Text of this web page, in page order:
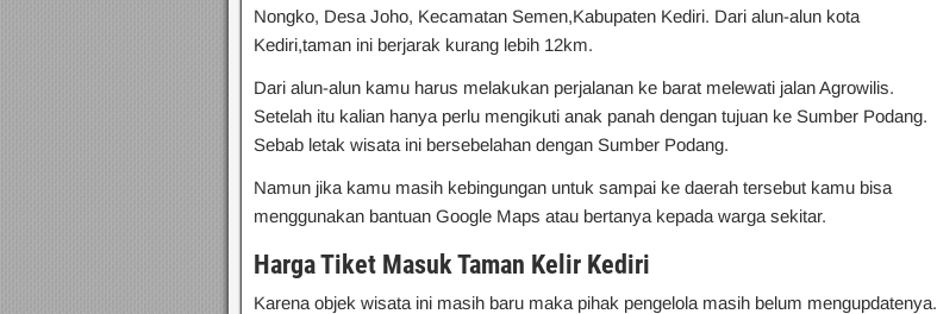
Nongko, Desa Joho, Kecamatan Semen,Kabupaten Kediri. Dari alun-alun kota
Kediri,taman ini berjarak kurang lebih 12km.
Dari alun-alun kamu harus melakukan perjalanan ke barat melewati jalan Agrowilis.
Setelah itu kalian hanya perlu mengikuti anak panah dengan tujuan ke Sumber Podang.
Sebab letak wisata ini bersebelahan dengan Sumber Podang.
Namun jika kamu masih kebingungan untuk sampai ke daerah tersebut kamu bisa
menggunakan bantuan Google Maps atau bertanya kepada warga sekitar.
Harga Tiket Masuk Taman Kelir Kediri
Karena objek wisata ini masih baru maka pihak pengelola masih belum mengupdatenya.